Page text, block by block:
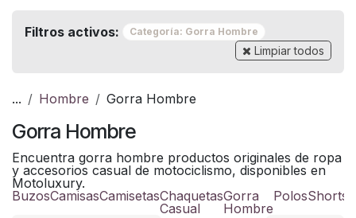
Filtros activos: Categoría: Gorra Hombre
Limpiar todos
... Hombre Gorra Hombre
Gorra Hombre
Encuentra gorra hombre productos originales de ropa
y accesorios casual de motociclismo, disponibles en
Motoluxury.
BuzosCamisasCamisetasChaquetas
Casual
Gorra
Hombre
PolosShorts